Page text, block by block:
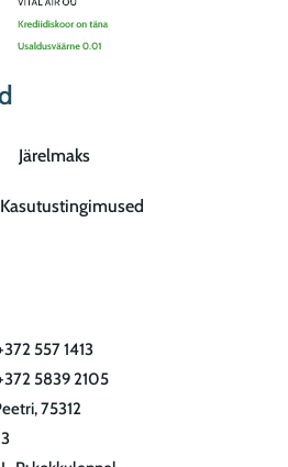
Järelmaks
Kasutustingimused
557 1413
5839 2105
75312